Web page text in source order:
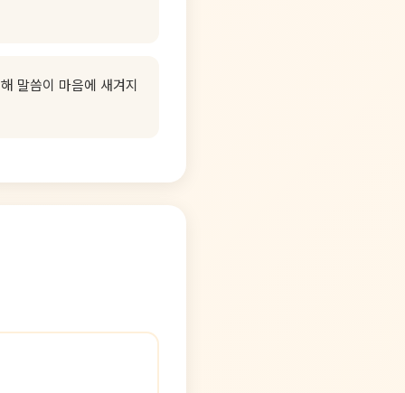
말씀이 마음에 새겨지